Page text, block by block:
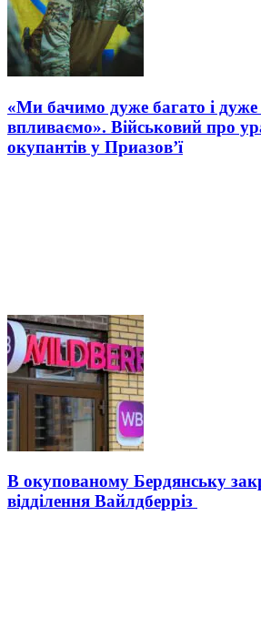
«Ми бачимо дуже багато і
впливаємо». Військовий про
окупантів у Приазов’ї
В окупованому Бердянську
відділення Вайлдберріз